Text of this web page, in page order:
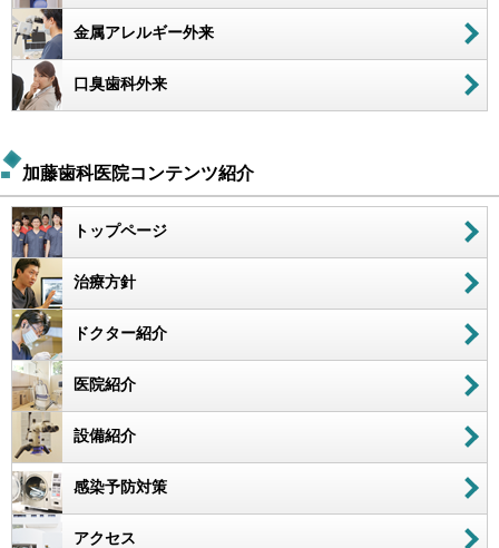
金属アレルギー外来
口臭歯科外来
加藤歯科医院コンテンツ紹介
トップページ
治療方針
ドクター紹介
医院紹介
設備紹介
感染予防対策
アクセス